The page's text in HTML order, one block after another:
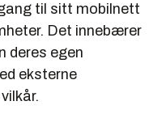
til sitt mobilnett
Det innebærer
deres egen
eksterne